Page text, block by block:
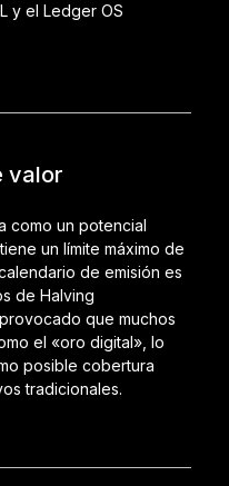
y el Ledger OS
valor
como un potencial
un límite máximo de
de emisión es
de Halving
que muchos
el «oro digital», lo
posible cobertura
tradicionales.